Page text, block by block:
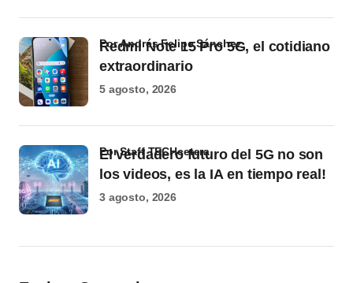
Redmi Note 15 Pro 5G, el cotidiano
extraordinario
por Andrés Felipe Sánchez
5 agosto, 2026
El verdadero futuro del 5G no son
los videos, es la IA en tiempo real!
por Staff TECHcetera
3 agosto, 2026